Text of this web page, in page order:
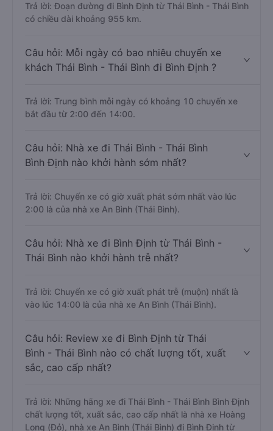
Trả lời: Đoạn đường đi Bình Định từ Thái Bình - Thái Bình
có chiều dài khoảng 955 km.
Câu hỏi: Mỗi ngày có bao nhiêu chuyến xe
khách Thái Bình - Thái Bình đi Bình Định ?
Trả lời: Trung bình mỗi ngày có khoảng 10 chuyến xe
bắt đầu từ 2:00 đến 14:00.
Câu hỏi: Nhà xe đi Thái Bình - Thái Bình
Bình Định nào khởi hành sớm nhất?
Trả lời: Chuyến xe có giờ xuất phát sớm nhất vào lúc
2:00 là của nhà xe An Bình (Thái Bình).
Câu hỏi: Nhà xe đi Bình Định từ Thái Bình -
Thái Bình nào khởi hành trễ nhất?
Trả lời: Chuyến xe có giờ xuất phát trễ (muộn) nhất là
vào lúc 14:00 là của nhà xe An Bình (Thái Bình).
Câu hỏi: Review xe đi Bình Định từ Thái
Bình - Thái Bình nào có chất lượng tốt, xuất
sắc, cao cấp nhất?
Trả lời: Những hãng xe đi Thái Bình - Thái Bình Bình Định
chất lượng tốt, xuất sắc, cao cấp nhất là nhà xe Hoàng
Long (Đỏ), nhà xe An Bình (Thái Bình) đi Bình Định từ